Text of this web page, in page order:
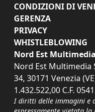
CONDIZIONI DI
GERENZA
PRIVACY
WHISTLEBLOWING
Nord Est
Nord Est Multimedia
34, 30171 Venezia
1.432.522,00 C.F.
I diritti delle immagini e